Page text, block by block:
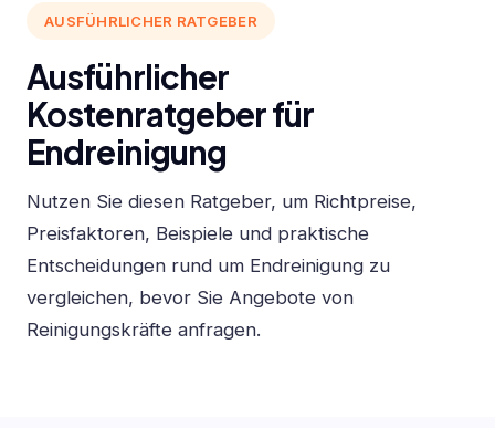
AUSFÜHRLICHER RATGEBER
Ausführlicher
Kostenratgeber für
Endreinigung
Nutzen Sie diesen Ratgeber, um Richtpreise,
Preisfaktoren, Beispiele und praktische
Entscheidungen rund um Endreinigung zu
vergleichen, bevor Sie Angebote von
Reinigungskräfte anfragen.